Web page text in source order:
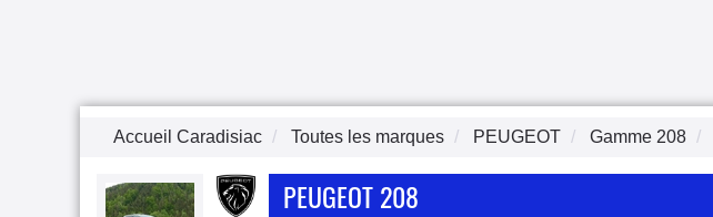
Accueil Caradisiac Toutes les marques PEUGEOT Gamme 208
PEUGEOT 208